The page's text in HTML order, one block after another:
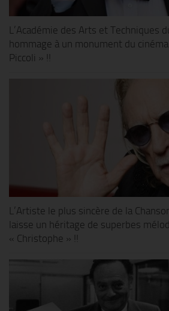
L’Académie des Arts et Techniques
hommage à un monument du
Piccoli » !!
L’Artiste le plus sincère de la
laisse un héritage de superbes
« Christophe » !!